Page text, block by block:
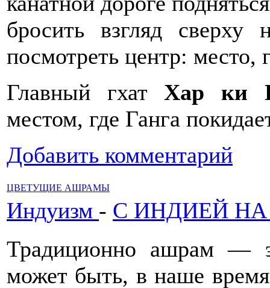
бросить взгляд
посмотреть центр: место,
Главный гхатХар ки
местом, где Ганга
Добавить комментарий
ЦВЕТУЩИЕ АШРАМЫ
Индуизм - С ИНДИЕЙ
Традиционно ашрам —
может быть, в наше время